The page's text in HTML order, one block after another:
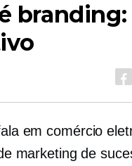
em comércio
marketing de